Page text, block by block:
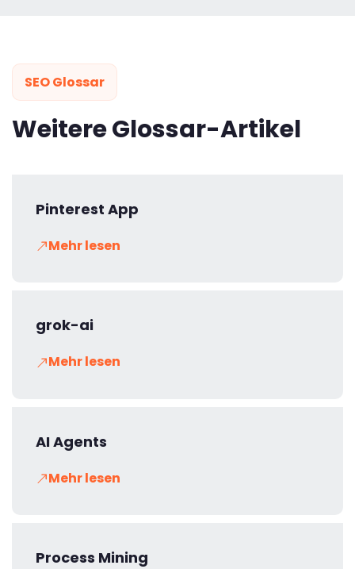
SEO Glossar
Weitere Glossar-Artikel
Pinterest App
Mehr lesen
grok-ai
Mehr lesen
AI Agents
Mehr lesen
Process Mining